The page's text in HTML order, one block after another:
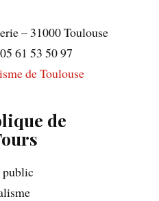
– 31000 Toulouse
61 53 50 97
de Toulouse
de
public